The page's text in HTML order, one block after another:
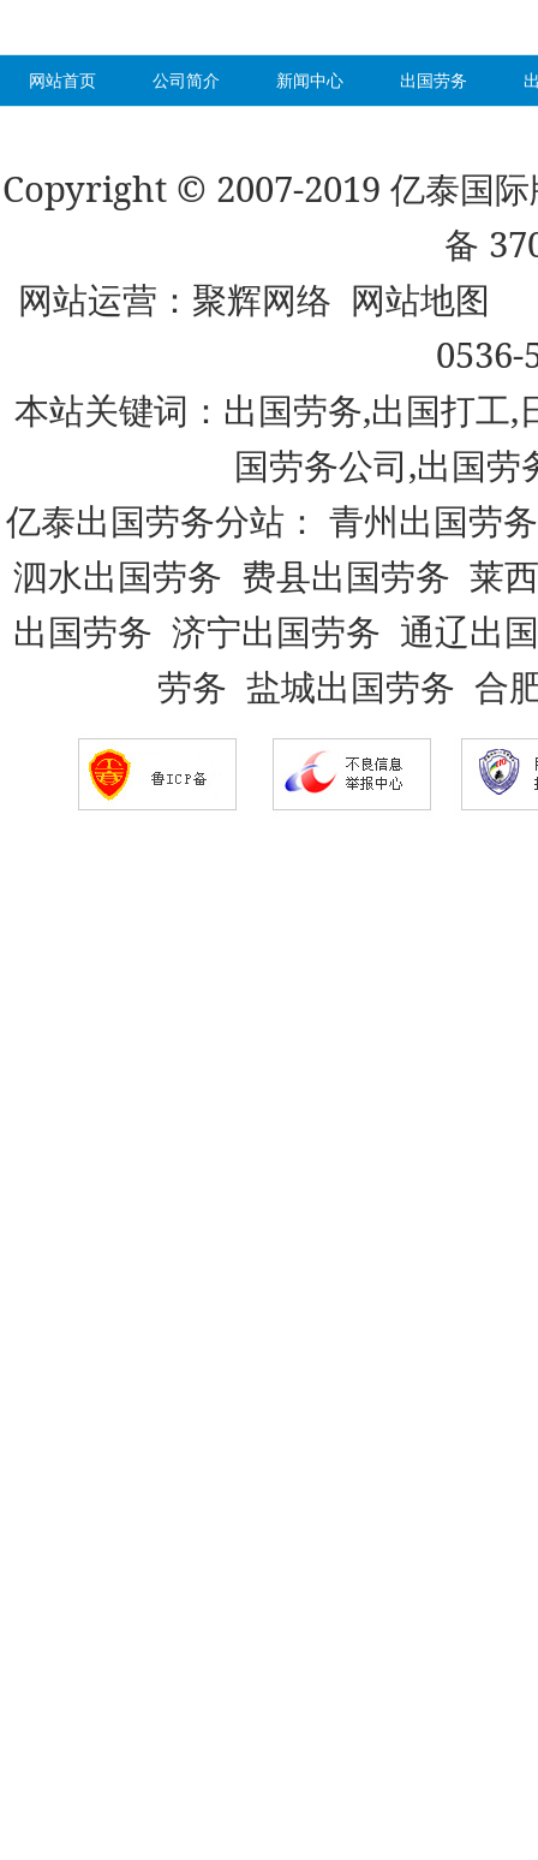
网站首页 公司简介 新闻中心 出国劳务
Copyright © 2007-2019 亿泰国
备
网站运营： 聚辉网络 网站地图
0536-
本站关键词：出国劳务,出国打工
国劳务公司,出国
亿泰出国劳务分站： 青州出国劳务
泗水出国劳务 费县出国劳务 莱
出国劳务 济宁出国劳务 通辽出
劳务 盐城出国劳务 合